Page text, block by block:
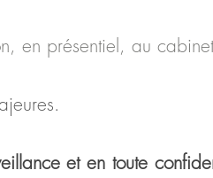
en présentiel, au
et en toute